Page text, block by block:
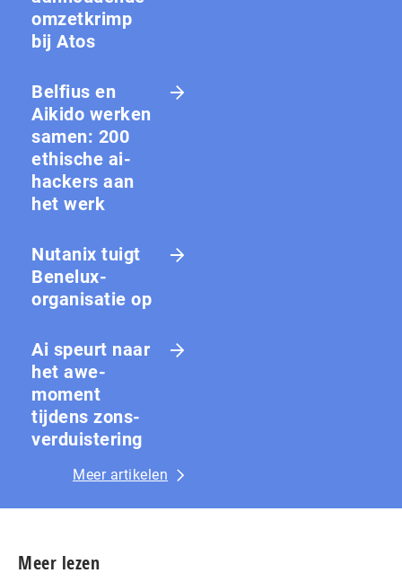
omzetkrimp
bij Atos
Belfius en
Aikido werken
samen: 200
ethische ai-
hackers aan
het werk
Nutanix tuigt
Benelux-
organisatie op
Ai speurt naar
het awe-
moment
tijdens zons­
ver­duis­te­ring
Meer artikelen
Meer lezen